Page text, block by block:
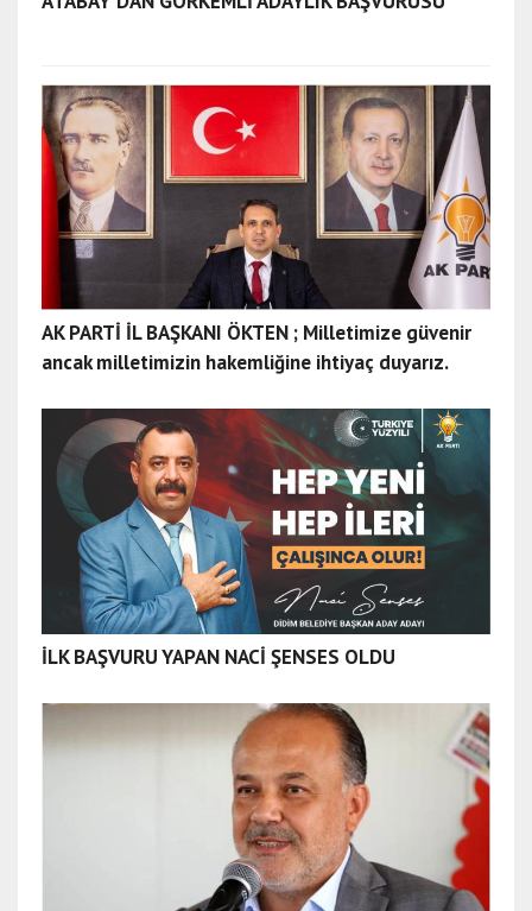
AK PARTİ İL BAŞKANI ÖKTEN ; Milletimize güvenir
ancak milletimizin hakemliğine ihtiyaç duyarız.
İLK BAŞVURU YAPAN NACİ ŞENSES OLDU